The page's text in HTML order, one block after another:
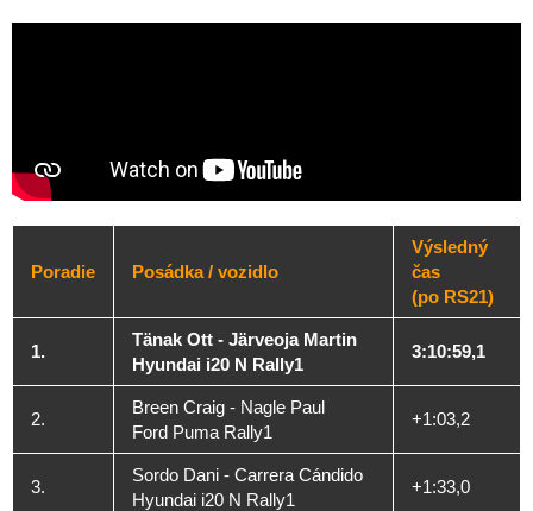
Poradie Posádka / vozidlo
Výsledný
čas
(po RS21)
1.
Tänak Ott - Järveoja Martin
Hyundai i20 N Rally1
3:10:59,1
2.
Breen Craig - Nagle Paul
Ford Puma Rally1
+1:03,2
3.
Sordo Dani - Carrera Cándido
Hyundai i20 N Rally1
+1:33,0